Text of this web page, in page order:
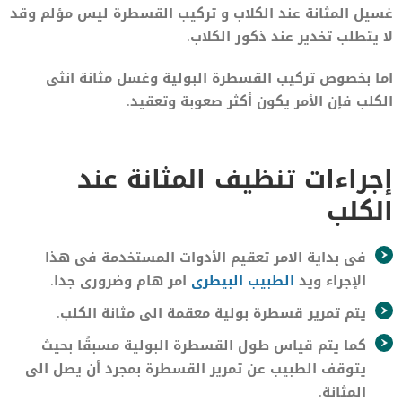
غسيل المثانة عند الكلاب و تركيب القسطرة ليس مؤلم وقد
لا يتطلب تخدير عند ذكور الكلاب.
اما بخصوص تركيب القسطرة البولية وغسل مثانة انثى
الكلب فإن الأمر يكون أكثر صعوبة وتعقيد.
إجراءات تنظيف المثانة عند
الكلب
فى بداية الامر تعقيم الأدوات المستخدمة فى هذا
الإجراء ويد الطبيب البيطرى امر هام وضرورى جدا.
يتم تمرير قسطرة بولية معقمة الى مثانة الكلب.
كما يتم قياس طول القسطرة البولية مسبقًا بحيث
يتوقف الطبيب عن تمرير القسطرة بمجرد أن يصل الى
المثانة.